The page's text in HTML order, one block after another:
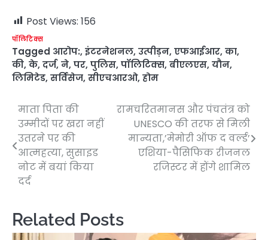
Post Views: 156
पॉलिटिक्स
Tagged आरोप:, इंटरनेशनल, उत्पीड़न, एफआईआर, का,
की, के, दर्ज, ने, पर, पुलिस, पॉलिटिक्स, बीएलएस, यौन,
लिमिटेड, सर्विसेज, सीएचआरओ, होम
Post
navigation
माता पिता की
उम्मीदों पर खरा नहीं
उतरने पर की
आत्महत्या, सुसाइड
नोट में बयां किया
दर्द
रामचरितमानस और पंचतंत्र को
UNESCO की तरफ से मिली
मान्यता,’मेमोरी ऑफ द वर्ल्ड’
एशिया-पैसिफिक रीजनल
रजिस्टर में होंगे शामिल
Related Posts